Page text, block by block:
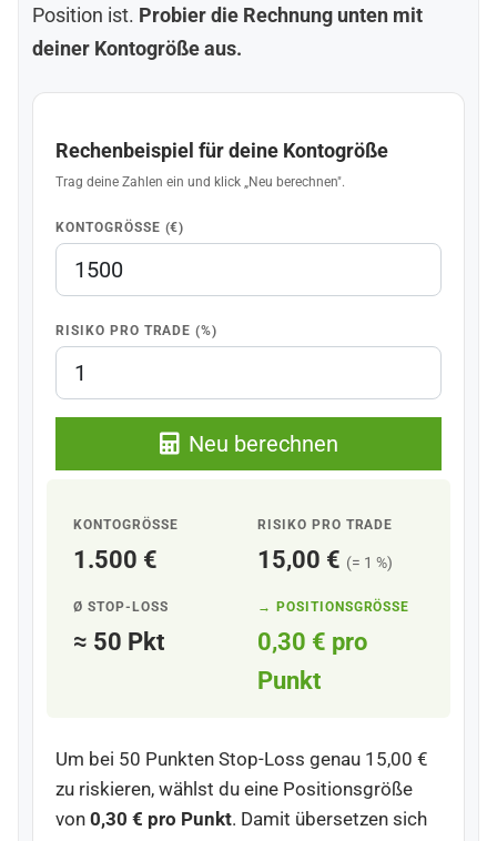
Position ist. Probier die Rechnung unten mit
deiner Kontogröße aus.
Rechenbeispiel für deine Kontogröße
Trag deine Zahlen ein und klick „Neu berechnen".
KONTOGRÖSSE (€)
RISIKO PRO TRADE (%)
Neu berechnen
KONTOGRÖSSE
1.500 €
RISIKO PRO TRADE
15,00 € (= 1 %)
Ø STOP-LOSS
≈ 50 Pkt
→ POSITIONSGRÖSSE
0,30 € pro
Punkt
Um bei 50 Punkten Stop-Loss genau 15,00 €
zu riskieren, wählst du eine Positionsgröße
von 0,30 € pro Punkt. Damit übersetzen sich